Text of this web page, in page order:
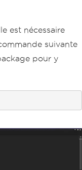
est nécessaire
suivante
pour y